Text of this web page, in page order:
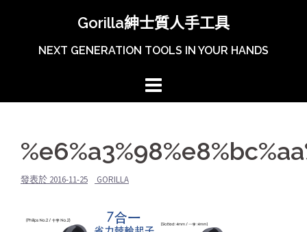
區
Gorilla紳士質人手工具
NEXT GENERATION TOOLS IN YOUR HANDS
發表於 2016-11-25 GORILLA